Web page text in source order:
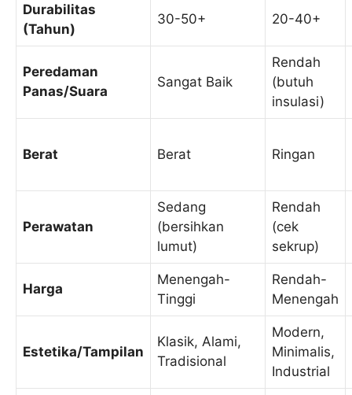
Durabilitas
(Tahun)
30-50+ 20-40+
Peredaman
Panas/Suara
Sangat Baik
Rendah
(butuh
insulasi)
Berat Berat Ringan
Perawatan
Sedang
(bersihkan
lumut)
Rendah
(cek
sekrup)
Harga
Menengah-
Tinggi
Rendah-
Menengah
Estetika/Tampilan
Klasik, Alami,
Tradisional
Modern,
Minimalis,
Industrial